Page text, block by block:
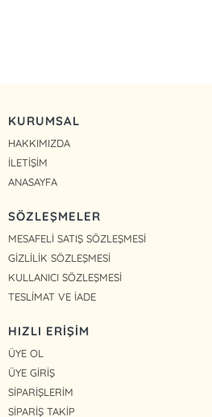
KURUMSAL
HAKKIMIZDA
İLETİŞİM
ANASAYFA
SÖZLEŞMELER
MESAFELİ SATIŞ SÖZLEŞMESİ
GİZLİLİK SÖZLEŞMESİ
KULLANICI SÖZLEŞMESİ
TESLİMAT VE İADE
HIZLI ERİŞİM
ÜYE OL
ÜYE GİRİŞ
SİPARİŞLERİM
SİPARİŞ TAKİP